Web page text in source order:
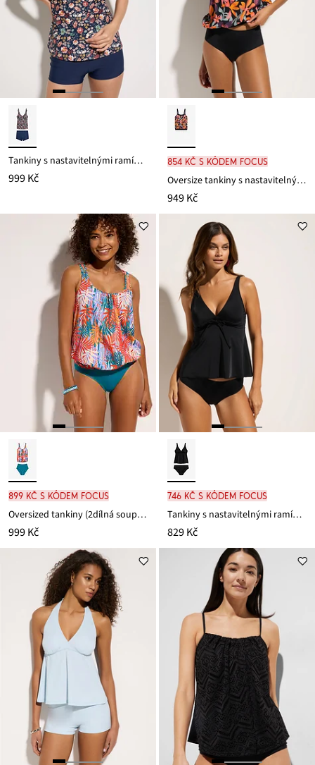
Tankiny s nastavitelnými ramínky (2dílná souprava)
999 Kč
854 Kč s kódem FOCUS
Oversize tankiny s nastavitelnými ramínky (2dílná souprava)
949 Kč
899 Kč s kódem FOCUS
Oversized tankiny (2dílná souprava)
999 Kč
746 Kč s kódem FOCUS
Tankiny s nastavitelnými ramínky (2dílná souprava)
829 Kč